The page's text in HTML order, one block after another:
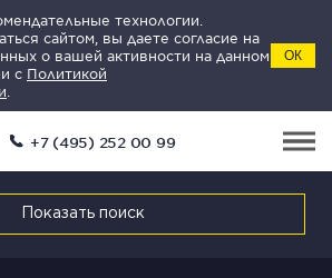
технологии.
сайтом, вы даете согласие на
о вашей активности на данном
с Политикой
ОК
+7 (495) 252 00 99
Показать поиск